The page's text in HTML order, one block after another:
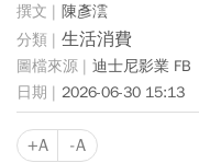
陳彥澐
生活消費
迪士尼影業 FB
2026-06-30 15:13
+A -A